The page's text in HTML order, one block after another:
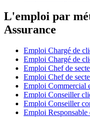
L'emploi par
Assurance
Emploi Chargé de
Emploi Chargé de
Emploi Chef de
Emploi Chef de
Emploi Commercial
Emploi Conseiller
Emploi Conseiller
Emploi Responsable